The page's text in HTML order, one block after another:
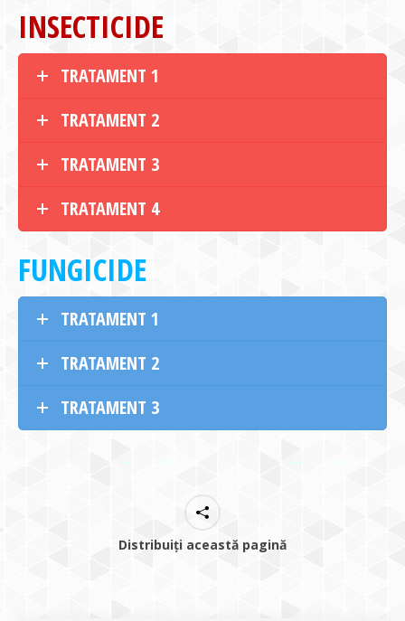
INSECTICIDE
TRATAMENT 1
TRATAMENT 2
TRATAMENT 3
TRATAMENT 4
FUNGICIDE
TRATAMENT 1
TRATAMENT 2
TRATAMENT 3
Distribuiți această pagină